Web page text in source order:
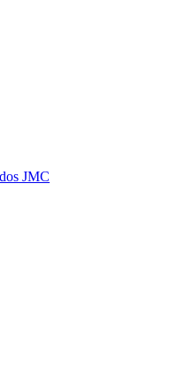
JMC